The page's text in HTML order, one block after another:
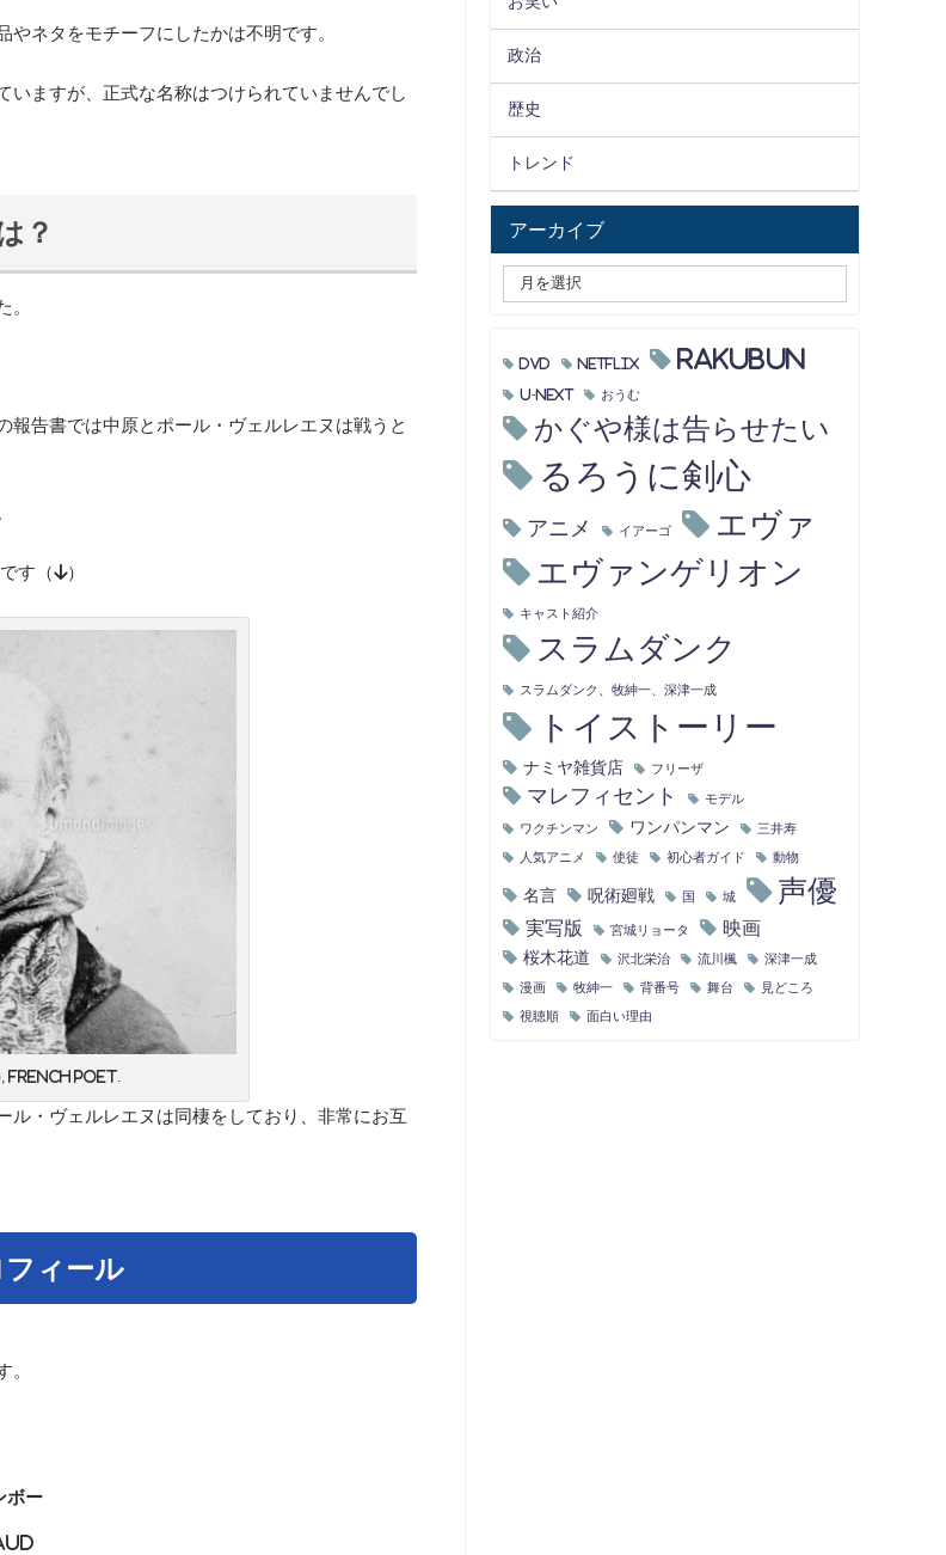
ネタをモチーフにしたかは不明です。
ますが、正式な名称はつけられていませんでし
？
。
告書では中原とポール・ヴェルレエヌは戦うと
す（↓）
French poet.
ル・ヴェルレエヌは同棲をしており、非常にお互
ィール
。
ボー
政治
歴史
トレンド
アーカイブ
DVD Netflix RAKUBUN
U-NEXT おうむ
かぐや様は告らせたい
るろうに剣心
アニメ イアーゴ
エヴァ
エヴァンゲリオン
キャスト紹介
スラムダンク
スラムダンク、牧紳一、深津一成
トイストーリー
ナミヤ雑貨店 フリーザ
マレフィセント モデル
ワクチンマン ワンパンマン 三井寿
人気アニメ 使徒 初心者ガイド 動物
名言 呪術廻戦 国 城 声優
実写版 宮城リョータ 映画
桜木花道 沢北栄治 流川楓 深津一成
漫画 牧紳一 背番号 舞台 見どころ
視聴順 面白い理由